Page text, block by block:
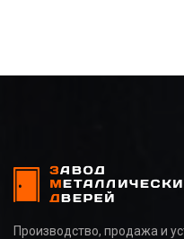
Производство, продажа и